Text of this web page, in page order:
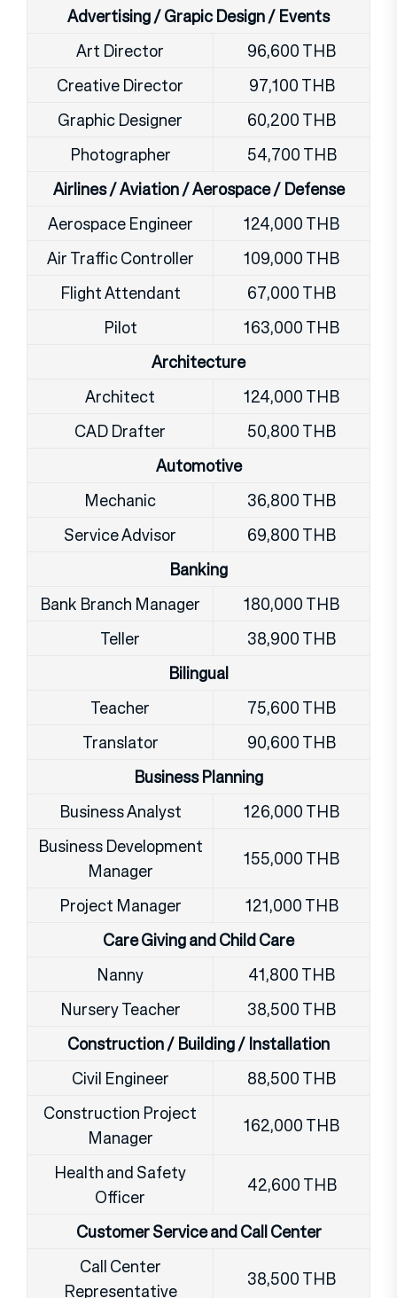
Advertising / Grapic Design / Events
Art Director
96,600 THB
Creative Director
97,100 THB
Graphic Designer
60,200 THB
Photographer
54,700 THB
Airlines / Aviation / Aerospace / Defense
Aerospace Engineer
124,000 THB
Air Traffic Controller
109,000 THB
Flight Attendant
67,000 THB
Pilot
163,000 THB
Architecture
Architect
124,000 THB
CAD Drafter
50,800 THB
Automotive
Mechanic
36,800 THB
Service Advisor
69,800 THB
Banking
Bank Branch Manager
180,000 THB
Teller
38,900 THB
Bilingual
Teacher
75,600 THB
Translator
90,600 THB
Business Planning
Business Analyst
126,000 THB
Business Development
Manager
155,000 THB
Project Manager
121,000 THB
Care Giving and Child Care
Nanny
41,800 THB
Nursery Teacher
38,500 THB
Construction / Building / Installation
Civil Engineer
88,500 THB
Construction Project
Manager
162,000 THB
Health and Safety
Officer
42,600 THB
Customer Service and Call Center
Call Center
Representative
38,500 THB